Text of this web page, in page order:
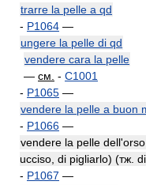
trarre la pelle a qd
- P1064 —
ungere la pelle di qd
vendere cara la pelle
— см. - C1001
- P1065 —
vendere la pelle a buon
- P1066 —
vendere la pelle
ucciso, di pigliarlo) (тж.
- P1067 —